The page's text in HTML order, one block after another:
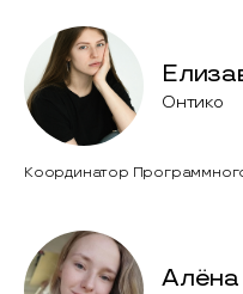
Онтико
Координатор